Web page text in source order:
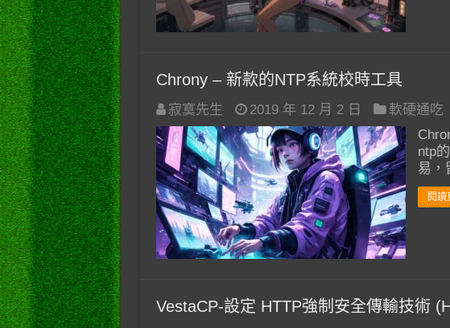
Chrony – 新款的NTP系統校時工具
寂寞先生 2019 年 12 月 2 日 軟硬通吃
ntp
易，
閱讀
VestaCP-設定 HTTP強制安全傳輸技術